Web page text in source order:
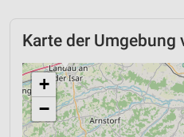
Karte der Umgebung
+
−